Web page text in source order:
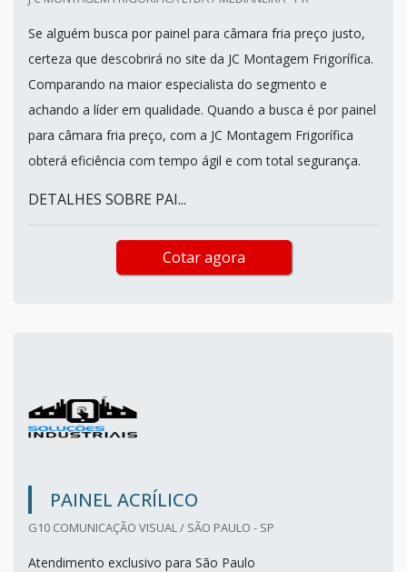
Se alguém busca por painel para câmara fria preço justo,
certeza que descobrirá no site da JC Montagem Frigorífica.
Comparando na maior especialista do segmento e
achando a líder em qualidade. Quando a busca é por painel
para câmara fria preço, com a JC Montagem Frigorífica
obterá eficiência com tempo ágil e com total segurança.
DETALHES SOBRE PAI...
Cotar agora
PAINEL ACRÍLICO
G10 COMUNICAÇÃO VISUAL / SÃO PAULO - SP
Atendimento exclusivo para São Paulo